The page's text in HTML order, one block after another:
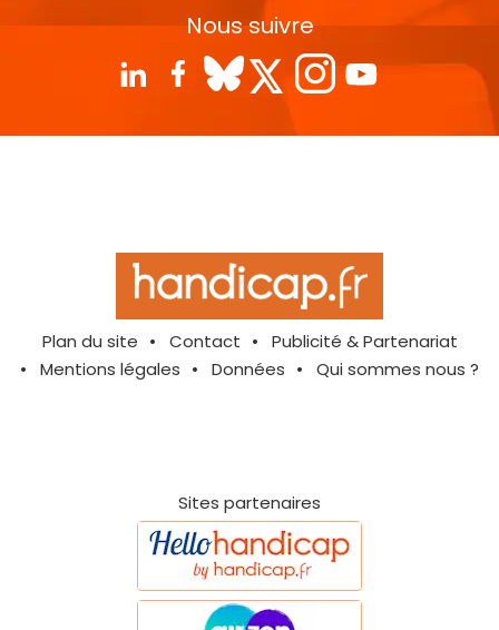
Nous suivre
Plan du site Contact
Publicité & Partenariat
Mentions légales
Données Qui sommes nous ?
Sites partenaires